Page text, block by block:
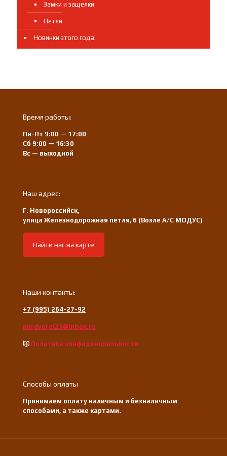
Замки и защелки
Петли
Новинки этого года!
Время работы:
Пн-Пт 9:00 — 17:00
Сб 9:00 — 16:30
Вс — выходной
Наш адрес:
Г. Новороссийск,
улица Железнодорожная петля, 6 (Возле А/С МОДУС)
Найти нас на карте
Наши контакты:
+7 (995) 264-27-92
mirdverei23@inbox.ru
Политика конфиденциальности
Способы оплаты
Принимаем оплату наличным и безналичным
способами, а также картами.